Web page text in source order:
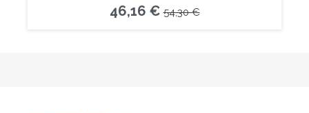
46,16 € 54,30 €